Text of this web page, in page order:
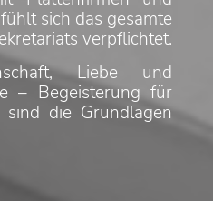
sich das gesamte
verpflichtet.
Liebe und
– Begeisterung für
die Grundlagen